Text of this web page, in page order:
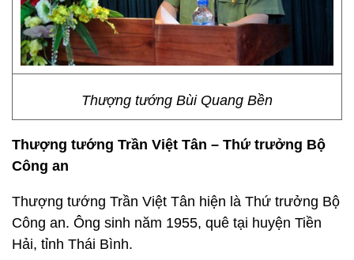
Thượng tướng Bùi Quang Bền
Thượng tướng Trần Việt Tân – Thứ trưởng Bộ
Công an
Thượng tướng Trần Việt Tân hiện là Thứ trưởng Bộ
Công an. Ông sinh năm 1955, quê tại huyện Tiền
Hải, tỉnh Thái Bình.